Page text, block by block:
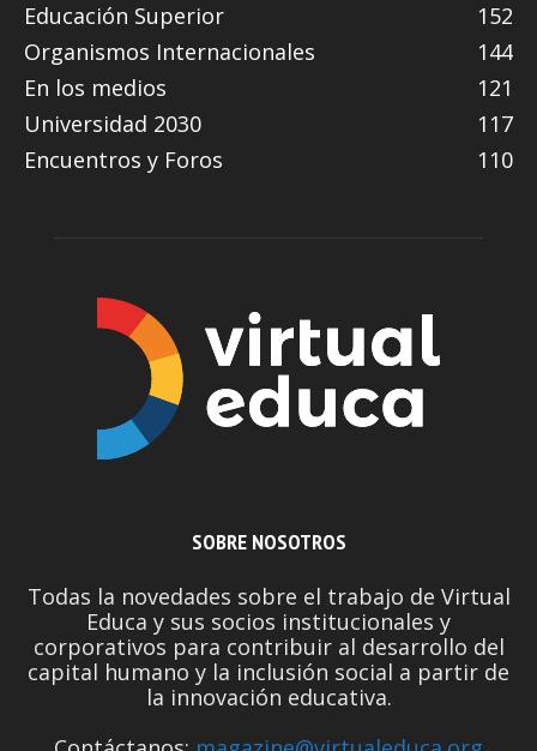
Educación Superior
152
Organismos Internacionales
144
En los medios
121
Universidad 2030
117
Encuentros y Foros
110
SOBRE NOSOTROS
Todas la novedades sobre el trabajo de Virtual
Educa y sus socios institucionales y
corporativos para contribuir al desarrollo del
capital humano y la inclusión social a partir de
la innovación educativa.